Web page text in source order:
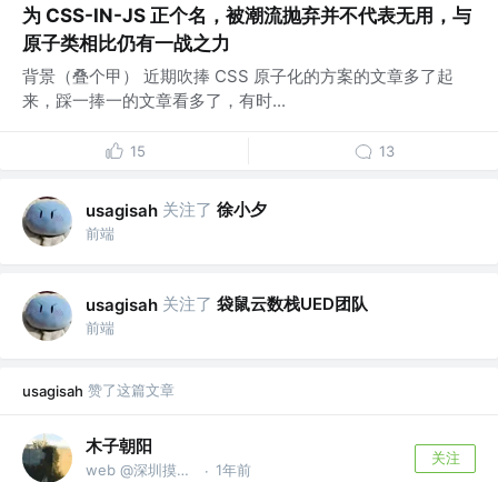
为 CSS-IN-JS 正个名，被潮流抛弃并不代表无用，与
原子类相比仍有一战之力
背景（叠个甲） 近期吹捧 CSS 原子化的方案的文章多了起
来，踩一捧一的文章看多了，有时...
15 13
usagisah 关注了 徐小夕
前端
usagisah 关注了 袋鼠云数栈UED团队
前端
usagisah 赞了这篇文章
木子朝阳
web @深圳摸鱼王 · 1年前
关注